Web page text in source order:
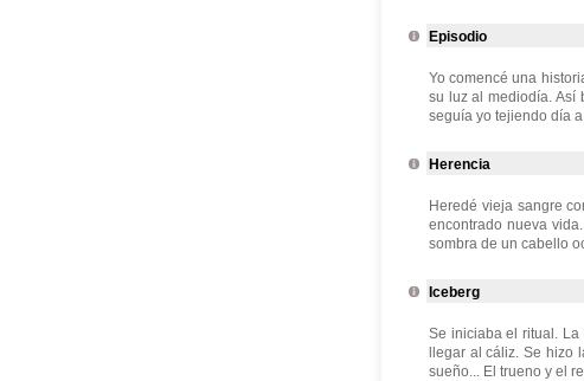
Episodio
Yo comencé una
su luz al mediodía. Así
seguía yo tejiendo día
Herencia
Heredé vieja sangre
encontrado nueva
sombra de un cabello
Iceberg
Se iniciaba el ritual. La
llegar al cáliz. Se hizo
sueño... El trueno y el